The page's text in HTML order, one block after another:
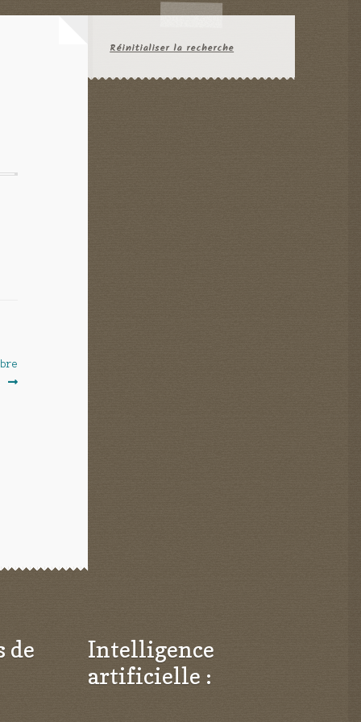
Réinitialiser la recherche
de
Intelligence
artificielle :